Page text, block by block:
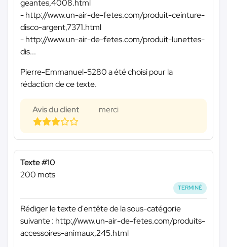
geantes,4008.html
- http://www.un-air-de-fetes.com/produit-ceinture-
disco-argent,7371.html
- http://www.un-air-de-fetes.com/produit-lunettes-
dis...
Pierre-Emmanuel-5280 a été choisi pour la
rédaction de ce texte.
Avis du client merci
Texte #10
200 mots
TERMINÉ
Rédiger le texte d'entête de la sous-catégorie
suivante : http://www.un-air-de-fetes.com/produits-
accessoires-animaux,245.html